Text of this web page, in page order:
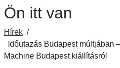
Ön itt van
Hírek /
Időutazás Budapest múltjában
Machine Budapest kiállításról